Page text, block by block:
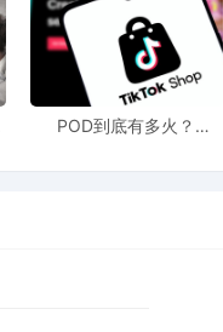
POD到底有多火？